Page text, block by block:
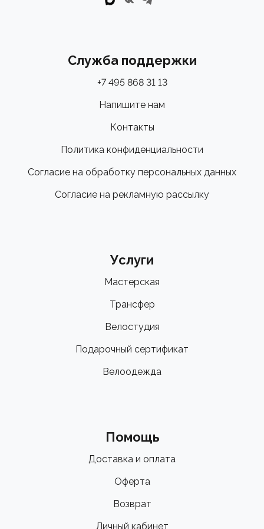
Служба поддержки
+7 495 868 31 13
Напишите нам
Контакты
Политика конфиденциальности
Согласие на обработку персональных данных
Согласие на рекламную рассылку
Услуги
Мастерская
Трансфер
Велостудия
Подарочный сертификат
Велоодежда
Помощь
Доставка и оплата
Оферта
Возврат
Личный кабинет